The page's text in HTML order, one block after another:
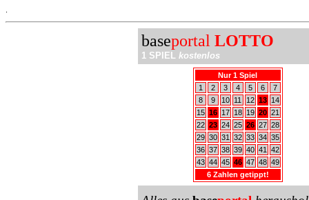
baseportal LOTTO
1 SPIEL kostenlos
Nur 1 Spiel
1
2 3 4 5 6
7
8
9 10 11 12 13
14
15 16 17 18 19 20 21
22 23 24 25 26 27 28
29 30 31 32 33 34 35
36 37 38 39 40 41
42
43 44 45 46 47 48 49
6 Zahlen getippt!